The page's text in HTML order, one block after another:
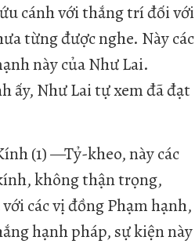
cánh với thắng trí đối với
từng được nghe. Này các
này của Như Lai.
ấy, Như Lai tự xem đã đạt
(1) —Tỷ-kheo, này các
không thận trọng,
các vị đồng Phạm hạnh,
hạnh pháp, sự kiện này